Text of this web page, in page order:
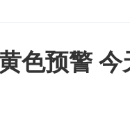
色预警